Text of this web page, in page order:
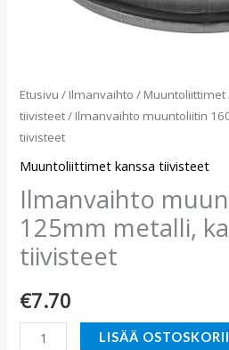
Etusivu / Ilmanvaihto / Muuntoliittimet
tiivisteet/ Ilmanvaihto muuntoliitin
tiivisteet
Muuntoliittimet kanssa tiivisteet
Ilmanvaihto
125mm metalli,
tiivisteet
€7.70
LISÄÄ